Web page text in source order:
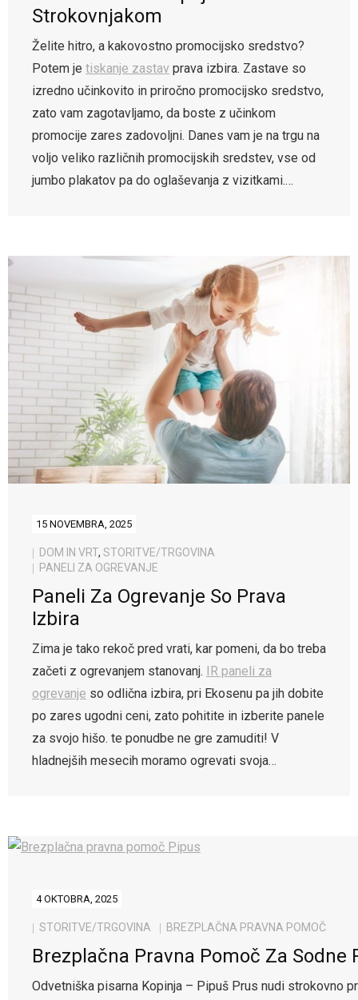
Strokovnjakom
Želite hitro, a kakovostno promocijsko sredstvo?
Potem je tiskanje zastav prava izbira. Zastave so
izredno učinkovito in priročno promocijsko sredstvo,
zato vam zagotavljamo, da boste z učinkom
promocije zares zadovoljni. Danes vam je na trgu na
voljo veliko različnih promocijskih sredstev, vse od
jumbo plakatov pa do oglaševanja z vizitkami.…
15 NOVEMBRA, 2025
DOM IN VRT, STORITVE/TRGOVINA
PANELI ZA OGREVANJE
Paneli Za Ogrevanje So Prava
Izbira
Zima je tako rekoč pred vrati, kar pomeni, da bo treba
začeti z ogrevanjem stanovanj.
IR paneli za
ogrevanje so odlična izbira, pri Ekosenu pa jih dobite
po zares ugodni ceni, zato pohitite in izberite panele
za svojo hišo. te ponudbe ne gre zamuditi! V
hladnejših mesecih moramo ogrevati svoja…
4 OKTOBRA, 2025
STORITVE/TRGOVINA BREZPLAČNA PRAVNA POMOČ
Brezplačna Pravna Pomoč Za Sodne
Odvetniška pisarna Kopinja – Pipuš Prus nudi strokovno